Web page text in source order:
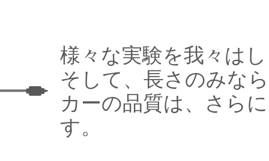
様々な実験を我々は
そして、長さのみな
カーの品質は、さら
す。